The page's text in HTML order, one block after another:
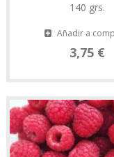
140 grs.
Añadir a
3,75 €